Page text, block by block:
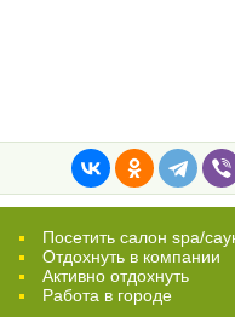
Посетить салон spa/
Отдохнуть в компании
Активно отдохнуть
Работа в городе